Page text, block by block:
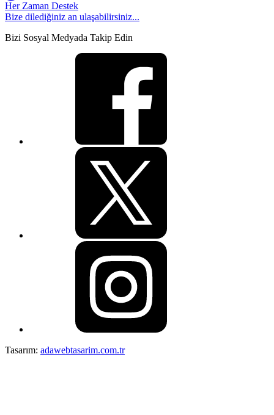
Her Zaman Destek
Bize dilediğiniz an ulaşabilirsiniz...
Bizi Sosyal Medyada Takip Edin
Tasarım: adawebtasarim.com.tr